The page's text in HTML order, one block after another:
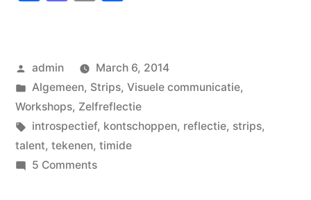
Posted
by
admin
March 6, 2014
Posted
in
Algemeen, Strips, Visuele communicatie,
Workshops, Zelfreflectie
Tags:
introspectief, kontschoppen, reflectie, strips,
talent, tekenen, timide
5 Commentson